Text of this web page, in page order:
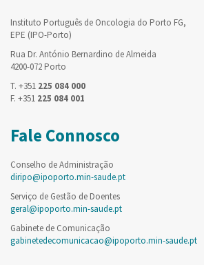
Instituto Português de Oncologia do Porto FG,
EPE (IPO-Porto)
Rua Dr. António Bernardino de Almeida
4200-072 Porto
T. +351 225 084 000
F. +351 225 084 001
Fale Connosco
Conselho de Administração
diripo@ipoporto.min-saude.pt
Serviço de Gestão de Doentes
geral@ipoporto.min-saude.pt
Gabinete de Comunicação
gabinetedecomunicacao@ipoporto.min-saude.pt